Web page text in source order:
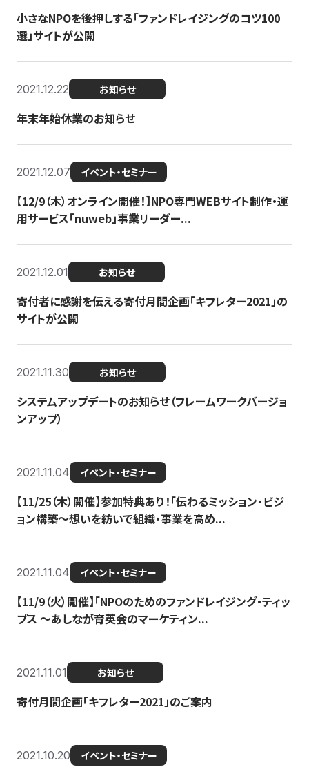
小さなNPOを後押しする「ファンドレイジングのコツ100
選」サイトが公開
2021.12.22 お知らせ
年末年始休業のお知らせ
2021.12.07 イベント・セミナー
【12/9（木）オンライン開催！】NPO専門WEBサイト制作・運
用サービス「nuweb」事業リーダー...
2021.12.01 お知らせ
寄付者に感謝を伝える寄付月間企画「キフレター2021」の
サイトが公開
2021.11.30 お知らせ
システムアップデートのお知らせ（フレームワークバージョ
ンアップ）
2021.11.04 イベント・セミナー
【11/25（木）開催】参加特典あり！「伝わるミッション・ビジ
ョン構築〜想いを紡いで組織・事業を高め...
2021.11.04 イベント・セミナー
【11/9（火）開催】「NPOのためのファンドレイジング・ティッ
プス 〜あしなが育英会のマーケティン...
2021.11.01 お知らせ
寄付月間企画「キフレター2021」のご案内
2021.10.20 イベント・セミナー